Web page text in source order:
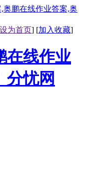
奥鹏在线作业答案,奥
设为首页] [加入收藏]